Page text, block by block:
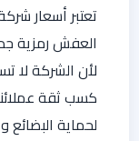
تعتبر أسعار
العفش رمزية
لأن الشركة لا
كسب ثقة
لحماية